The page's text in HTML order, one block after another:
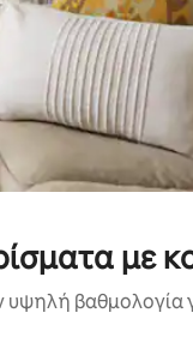
με
βαθμολογία